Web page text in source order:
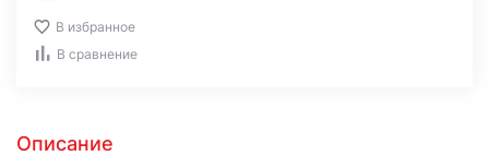
В избранное
В сравнение
Описание